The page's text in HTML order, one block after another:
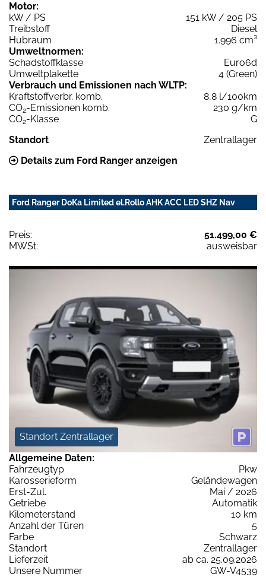
Motor:
kW / PS
151 kW / 205 PS
Treibstoff
Diesel
Hubraum
1.996 cm³
Umweltnormen:
Schadstoffklasse
Euro6d
Umweltplakette
4 (Green)
Verbrauch und Emissionen nach WLTP:
Kraftstoffverbr. komb.
8,8 l/100km
CO2-Emissionen komb.
230 g/km
CO2-Klasse
G
Standort
Zentrallager
Details zum Ford Ranger anzeigen
Ford Ranger DoKa Limited el.Rollo AHK ACC LED SHZ Nav
Preis:
51.499,00 €
MWSt:
ausweisbar
Standort Zentrallager
Allgemeine Daten:
Fahrzeugtyp
Pkw
Karosserieform
Geländewagen
Erst-Zul.
Mai / 2026
Getriebe
Automatik
Kilometerstand
10 km
Anzahl der Türen
5
Farbe
Schwarz
Standort
Zentrallager
Lieferzeit
ab ca. 25.09.2026
Unsere Nummer
GW-V4539